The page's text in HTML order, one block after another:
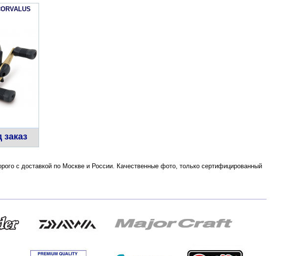
заказ
с доставкой по Москве и России. Качественные фото, только сертифицированный